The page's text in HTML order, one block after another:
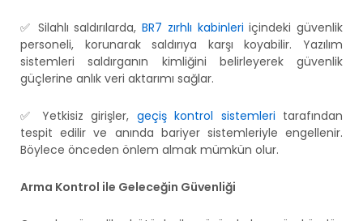
✅ Silahlı saldırılarda, BR7 zırhlı kabinleri içindeki güvenlik
personeli, korunarak saldırıya karşı koyabilir. Yazılım
sistemleri saldırganın kimliğini belirleyerek güvenlik
güçlerine anlık veri aktarımı sağlar.
✅ Yetkisiz girişler, geçiş kontrol sistemleri tarafından
tespit edilir ve anında bariyer sistemleriyle engellenir.
Böylece önceden önlem almak mümkün olur.
Arma Kontrol ile Geleceğin Güvenliği